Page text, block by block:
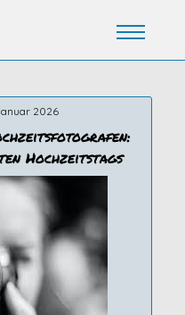
2026
Hochzeitstags